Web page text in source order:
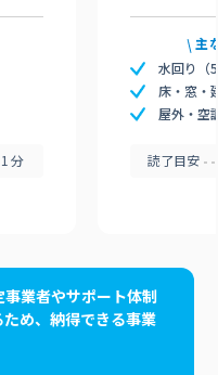
分
主
水回り（
床・窓・
屋外・空
読了目安
業者やサポート体制
め、納得できる事業